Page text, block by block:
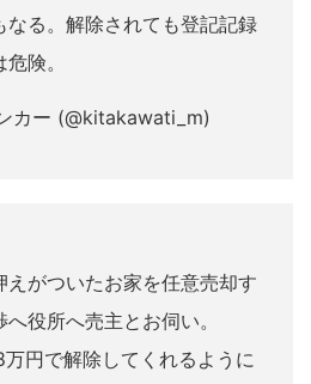
なる。解除されても登記記録
険。
カー (@kitakawati_m)
がついたお家を任意売却す
役所へ売主とお伺い。
円で解除してくれるように